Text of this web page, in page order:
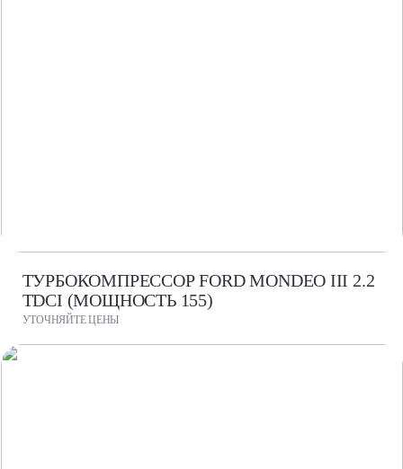
ТУРБОКОМПРЕССОР FORD MONDEO III 2.2
TDCI (МОЩНОСТЬ 155)
УТОЧНЯЙТЕ ЦЕНЫ